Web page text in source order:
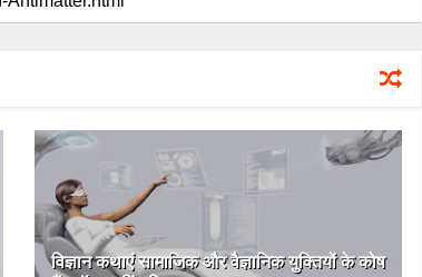
विज्ञान कथाएं सामाजिक और वैज्ञानिक युक्तियों के कोष